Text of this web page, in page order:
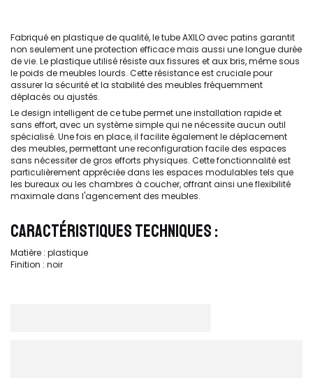
Fabriqué en plastique de qualité, le tube AXILO avec patins garantit
non seulement une protection efficace mais aussi une longue durée
de vie. Le plastique utilisé résiste aux fissures et aux bris, même sous
le poids de meubles lourds. Cette résistance est cruciale pour
assurer la sécurité et la stabilité des meubles fréquemment
déplacés ou ajustés.
Le design intelligent de ce tube permet une installation rapide et
sans effort, avec un système simple qui ne nécessite aucun outil
spécialisé. Une fois en place, il facilite également le déplacement
des meubles, permettant une reconfiguration facile des espaces
sans nécessiter de gros efforts physiques. Cette fonctionnalité est
particulièrement appréciée dans les espaces modulables tels que
les bureaux ou les chambres à coucher, offrant ainsi une flexibilité
maximale dans l'agencement des meubles.
CARACTÉRISTIQUES TECHNIQUES :
Matière : plastique
Finition : noir